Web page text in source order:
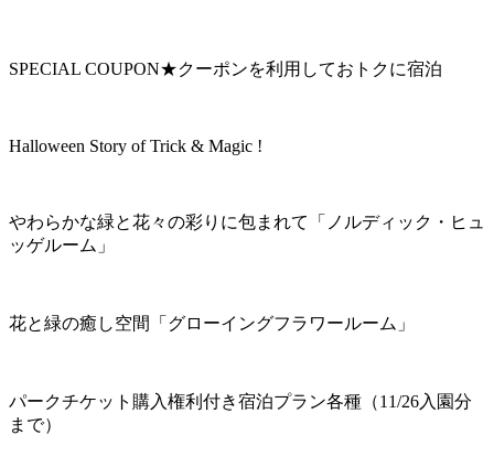
SPECIAL COUPON★クーポンを利用しておトクに宿泊
Halloween Story of Trick & Magic !
やわらかな緑と花々の彩りに包まれて「ノルディック・ヒュ
ッゲルーム」
花と緑の癒し空間「グローイングフラワールーム」
パークチケット購入権利付き宿泊プラン各種（11/26入園分
まで）